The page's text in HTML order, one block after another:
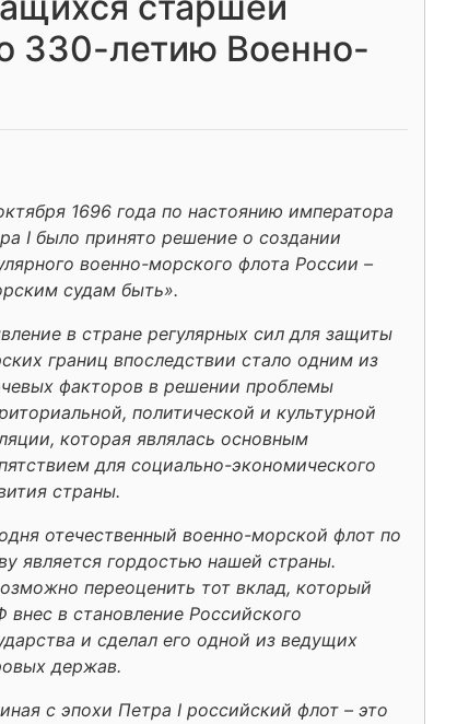
330-летию Военно-
1696 года по настоянию императора
I было принято решение о создании
военно-морского флота России –
судам быть».
в стране регулярных сил для защиты
границ впоследствии стало одним из
факторов в решении проблемы
политической и культурной
которая являлась основным
для социально-экономического
страны.
отечественный военно-морской флот по
является гордостью нашей страны.
переоценить тот вклад, который
в становление Российского
и сделал его одной из ведущих
держав.
с эпохи Петра I российский флот – это